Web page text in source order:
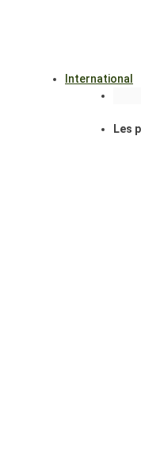
International
Les